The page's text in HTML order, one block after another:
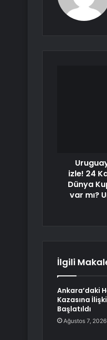
izle! 24
Dünya
var mı?
İlgili
Ankara’daki
Kazasına
Başlatıldı
Ağustos 7, 2026